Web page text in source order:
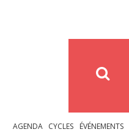
AGENDA CYCLES ÉVÉNEMENTS